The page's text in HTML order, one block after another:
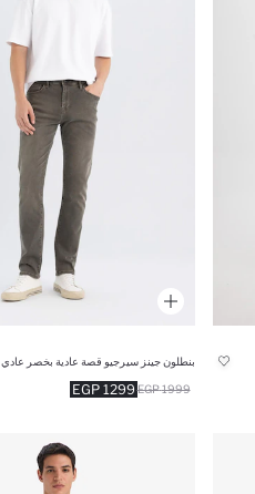
بنطلون جينز سيرجيو قصة عادية بخصر عادي
1299 EGP 1999 EGP